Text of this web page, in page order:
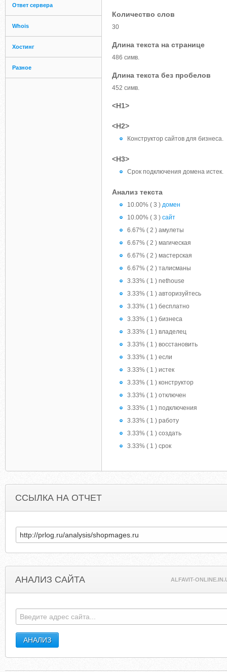
Ответ сервера
Whois
Хостинг
Разное
Количество слов
30
Длина текста на странице
486 симв.
Длина текста без пробелов
452 симв.
<H1>
<H2>
Конструктор сайтов для бизнеса.
<H3>
Срок подключения домена истек.
Анализ текста
10.00% ( 3 ) домен
10.00% ( 3 ) сайт
6.67% ( 2 ) амулеты
6.67% ( 2 ) магическая
6.67% ( 2 ) мастерская
6.67% ( 2 ) талисманы
3.33% ( 1 ) nethouse
3.33% ( 1 ) авторизуйтесь
3.33% ( 1 ) бесплатно
3.33% ( 1 ) бизнеса
3.33% ( 1 ) владелец
3.33% ( 1 ) восстановить
3.33% ( 1 ) если
3.33% ( 1 ) истек
3.33% ( 1 ) конструктор
3.33% ( 1 ) отключен
3.33% ( 1 ) подключения
3.33% ( 1 ) работу
3.33% ( 1 ) создать
3.33% ( 1 ) срок
ССЫЛКА НА ОТЧЕТ
АНАЛИЗ САЙТА ALFAVIT-